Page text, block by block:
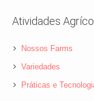
Atividades
Nossos Farms
Variedades
Práticas e